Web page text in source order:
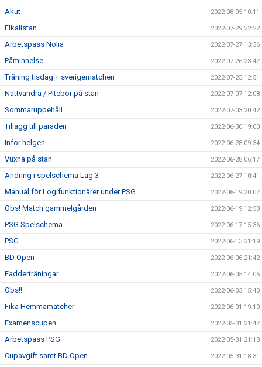
Akut 2022-08-05 10:11
Fikalistan 2022-07-29 22:22
Arbetspass Nolia 2022-07-27 13:36
Påminnelse 2022-07-26 23:47
Träning tisdag + sverigematchen 2022-07-25 12:51
Nattvandra / Pitebor på stan 2022-07-07 12:08
Sommaruppehåll 2022-07-03 20:42
Tillägg till paraden 2022-06-30 19:00
Inför helgen 2022-06-28 09:34
Vuxna på stan 2022-06-28 06:17
Ändring i spelschema Lag 3 2022-06-27 10:41
Manual för Logifunktionärer under PSG 2022-06-19 20:07
Obs! Match gammelgården 2022-06-19 12:53
PSG Spelschema 2022-06-17 15:36
PSG 2022-06-13 21:19
BD Open 2022-06-06 21:42
Fadderträningar 2022-06-05 14:05
Obs!! 2022-06-03 15:40
Fika Hemmamatcher 2022-06-01 19:10
Examenscupen 2022-05-31 21:47
Arbetspass PSG 2022-05-31 21:13
Cupavgift samt BD Open 2022-05-31 18:31